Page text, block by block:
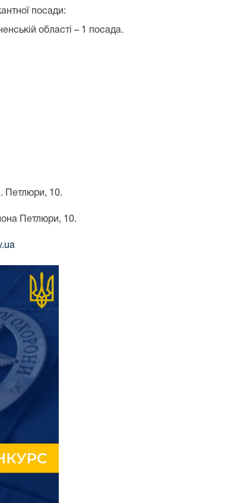
посади:
області – 1 посада.
Петлюри, 10.
Петлюри, 10.